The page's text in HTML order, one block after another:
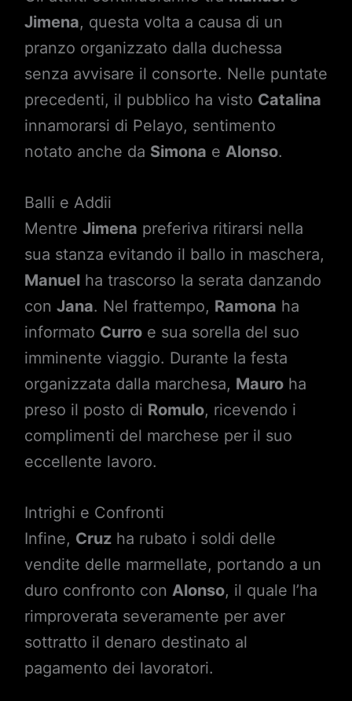
Jimena, questa volta a causa di un
pranzo organizzato dalla duchessa
senza avvisare il consorte. Nelle puntate
precedenti, il pubblico ha visto Catalina
innamorarsi di Pelayo, sentimento
notato anche da Simona e Alonso.
Balli e Addii
Mentre Jimena preferiva ritirarsi nella
sua stanza evitando il ballo in maschera,
Manuelha trascorso la serata danzando
con Jana. Nel frattempo, Ramona ha
informato Curroe sua sorella del suo
imminente viaggio. Durante la festa
organizzata dalla marchesa, Mauroha
preso il posto di Romulo, ricevendo i
complimenti del marchese per il suo
eccellente lavoro.
Intrighi e Confronti
Infine, Cruzha rubato i soldi delle
vendite delle marmellate, portando a un
duro confronto con Alonso, il quale l’ha
rimproverata severamente per aver
sottratto il denaro destinato al
pagamento dei lavoratori.